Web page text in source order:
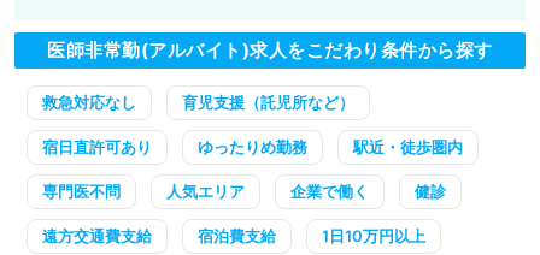
医師非常勤(アルバイト)求人をこだわり条件から探す
救急対応なし 育児支援（託児所など）
宿日直許可あり ゆったりめ勤務 駅近・徒歩圏内
専門医不問 人気エリア 企業で働く 健診
遠方交通費支給 宿泊費支給 1日10万円以上